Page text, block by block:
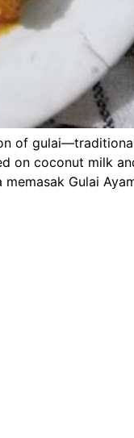
of
on coconut milk
Gulai